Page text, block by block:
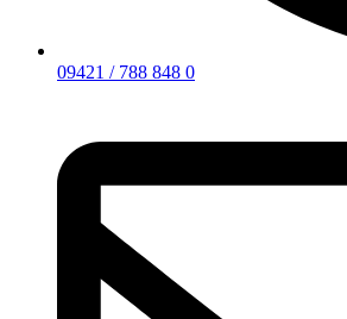
09421 / 788 848 0